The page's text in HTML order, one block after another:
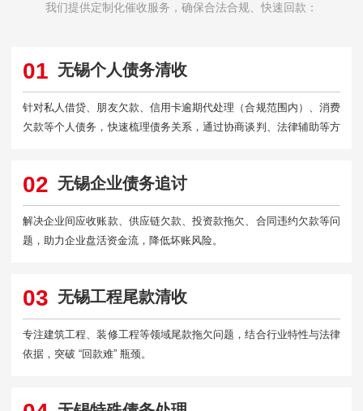
我们提供定制化催收服务，确保合法合规、快速回款：
01 无锡个人债务清收
针对私人借贷、朋友欠款、信用卡逾期代处理（合规范围内）、消费
欠款等个人债务，快速梳理债务关系，通过协商谈判、法律辅助等方
02 无锡企业债务追讨
解决企业间应收账款、供应链欠款、投资款拖欠、合同违约欠款等问
题，助力企业盘活资金流，降低坏账风险。
03 无锡工程尾款清收
专注建筑工程、装修工程等领域尾款拖欠问题，结合行业特性与法律
依据，突破 “回款难” 瓶颈。